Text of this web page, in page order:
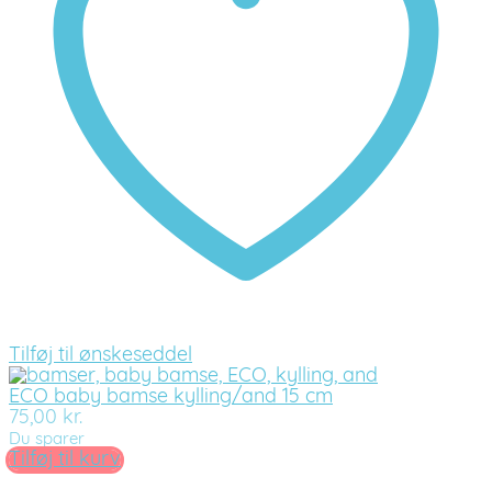
Tilføj til ønskeseddel
ECO baby bamse kylling/and 15 cm
75,00 kr.
Du sparer
Tilføj til kurv